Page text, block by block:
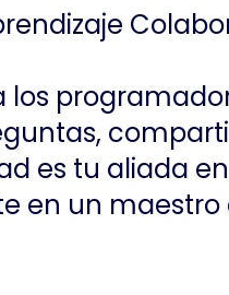
los
es tu aliada
en un maestro